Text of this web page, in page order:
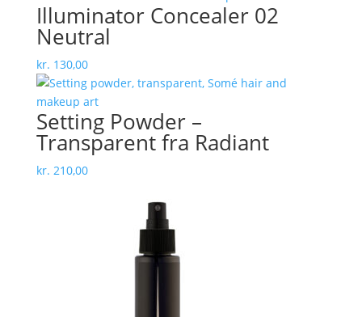
Illuminator Concealer 02
Neutral
kr. 130,00
Setting Powder –
Transparent fra Radiant
kr. 210,00